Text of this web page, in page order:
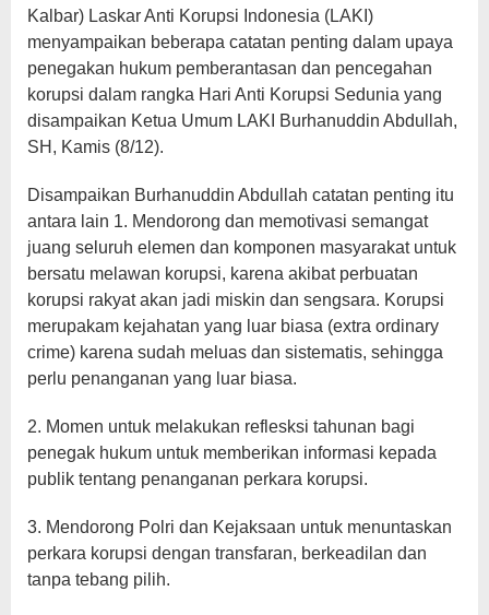
Kalbar) Laskar Anti Korupsi Indonesia (LAKI)
menyampaikan beberapa catatan penting dalam upaya
penegakan hukum pemberantasan dan pencegahan
korupsi dalam rangka Hari Anti Korupsi Sedunia yang
disampaikan Ketua Umum LAKI Burhanuddin Abdullah,
SH, Kamis (8/12).
Disampaikan Burhanuddin Abdullah catatan penting itu
antara lain 1. Mendorong dan memotivasi semangat
juang seluruh elemen dan komponen masyarakat untuk
bersatu melawan korupsi, karena akibat perbuatan
korupsi rakyat akan jadi miskin dan sengsara. Korupsi
merupakam kejahatan yang luar biasa (extra ordinary
crime) karena sudah meluas dan sistematis, sehingga
perlu penanganan yang luar biasa.
2. Momen untuk melakukan reflesksi tahunan bagi
penegak hukum untuk memberikan informasi kepada
publik tentang penanganan perkara korupsi.
3. Mendorong Polri dan Kejaksaan untuk menuntaskan
perkara korupsi dengan transfaran, berkeadilan dan
tanpa tebang pilih.